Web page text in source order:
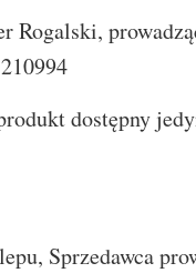
dostępny
Sprzedawca